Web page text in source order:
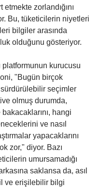
etmekte zorlandığını
Bu, tüketicilerin niyetleri
bilgiler arasında
olduğunu gösteriyor.
platformunun kurucusu
"Bugün birçok
seçimler
olmuş durumda,
hangi
ve nasıl
yapacaklarını
zor," diyor. Bazı
umursamadığı
saklansa da, asıl
ve erişilebilir bilgi